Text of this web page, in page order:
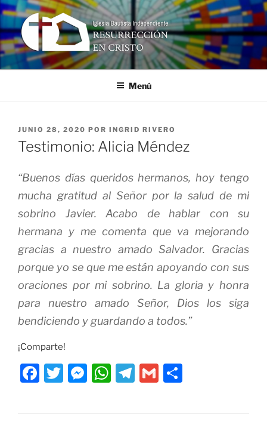
Ir
contenido
RESURRECCIÓN EN CRISTO
Iglesia Bautista Independiente
Menú
PUBLICADO
EN
JUNIO 28, 2020 POR INGRID RIVERO
Testimonio: Alicia Méndez
“Buenos días queridos hermanos, hoy tengo
mucha gratitud al Señor por la salud de mi
sobrino Javier. Acabo de hablar con su
hermana y me comenta que va mejorando
gracias a nuestro amado Salvador. Gracias
porque yo se que me están apoyando con sus
oraciones por mi sobrino. La gloria y honra
para nuestro amado Señor, Dios los siga
bendiciendo y guardando a todos.”
¡Comparte!
F
T
M W T
G